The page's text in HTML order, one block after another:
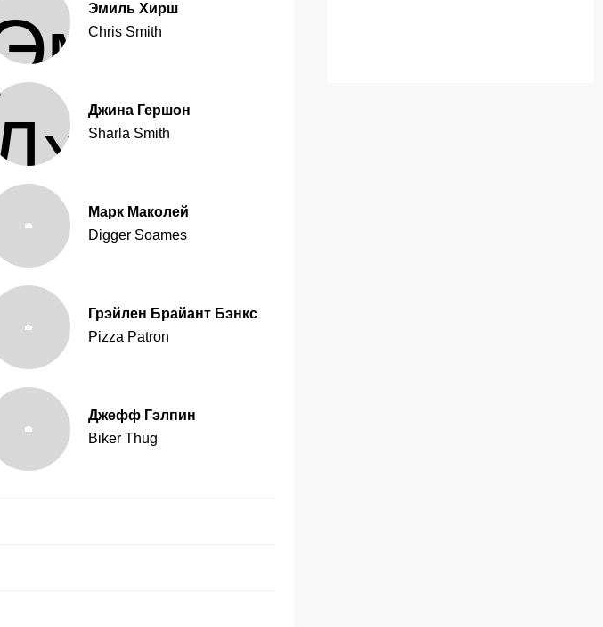
Эмиль Хирш
Chris Smith
Джина Гершон
Sharla Smith
Марк Маколей
Digger Soames
Грэйлен Брайант Бэнкс
Pizza Patron
Джефф Гэлпин
Biker Thug